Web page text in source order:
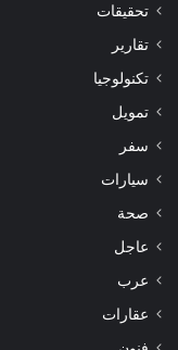
تحقيقات
تقارير
تكنولوجيا
تمويل
سفر
سيارات
صحة
عاجل
عرب
عقارات